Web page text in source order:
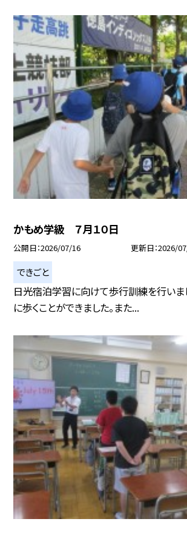
かもめ学級 ７月１０日
公開日 2026/07/16 更新日 2026/
できごと
日光宿泊学習に向けて歩行訓練を行いま
に歩くことができました。また...